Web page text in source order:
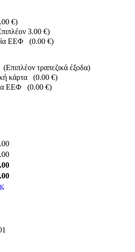
€)
3.00 €)
ΕΕΦ
(0.00 €)
(Επιπλέον τραπεζικά έξοδα)
κάρτα
(0.00 €)
ΕΕΦ
(0.00 €)